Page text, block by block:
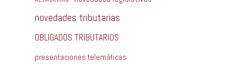
novedades tributarias
OBLIGADOS TRIBUTARIOS
presentaciones telemáticas